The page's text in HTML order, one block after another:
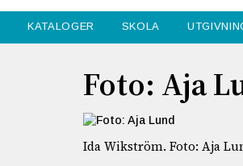
KATALOGER SKOLA
Foto: Aja
Ida Wikström. Foto: Aja